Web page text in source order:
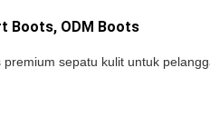
Boots, ODM Boots
sepatu kulit untuk